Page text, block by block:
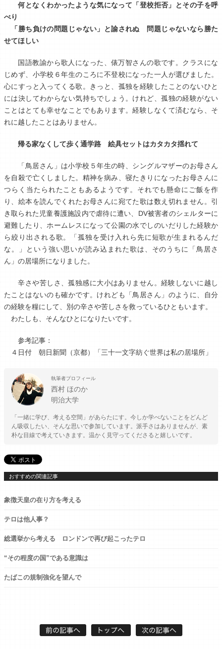
何となくわかったような気になって「登校拒否」とその子を呼
べり
「勝ち負けの問題じゃない」と諭されぬ 問題じゃないなら勝た
せてほしい
国語教諭から歌人になった、俵万智さんの歌です。クラスにな
じめず、小学校６年生のころに不登校になった一人が選びました。
心にすっと入ってくる歌。きっと、孤独を経験したことのないひと
には決してわからない気持ちでしょう。けれど、孤独の経験がない
ことはとても幸せなことでもあります。経験しなくて済むなら、そ
れに越したことはありません。
帰る家なくして歩く通学路 絵具セットはカタカタ揺れて
「鳥居さん」は小学校５年生の時、シングルマザーのお母さん
を自殺で亡くしました。精神を病み、寝たきりになったお母さんに
つらく当たられたこともあるようです。それでも懸命にご飯を作
り、絵本を読んでくれたお母さんに宛てた歌は数え切れません。引
き取られた児童養護施設内で虐待に遭い、DV被害者のシェルターに
避難したり、ホームレスになって公園の水でしのいだりした経験か
ら絞り出される歌。「孤独を受け入れら先に短歌が生まれるんだ
な。」という強い思いが読み込まれた歌は、そのうちに「鳥居さ
ん」の居場所になりました。
辛さや苦しさ、孤独感に大小はありません。経験しないに越し
たことはないのも確かです。けれども「鳥居さん」のように、自分
の経験を糧にして、別の辛さや苦しさを救っているひともいます。
わたしも、そんなひとになりたいです。
参考記事：
４日付 朝日新聞（京都）「三十一文字紡ぐ世界は私の居場所」
執筆者プロフィール
西村 ほのか
明治大学
「一緒に学び、考える空間」があらたにす。今しか学べないことをどんど
ん吸収したい、そんな思いで参加しています。派手さはありませんが、素
朴な目線で考えていきます。温かく見守ってくださると嬉しいです。
おすすめの関連記事
象徴天皇の在り方を考える
テロは他人事？
総選挙から考える ロンドンで再び起こったテロ
“その程度の国”である意識は
たばこの規制強化を望んで